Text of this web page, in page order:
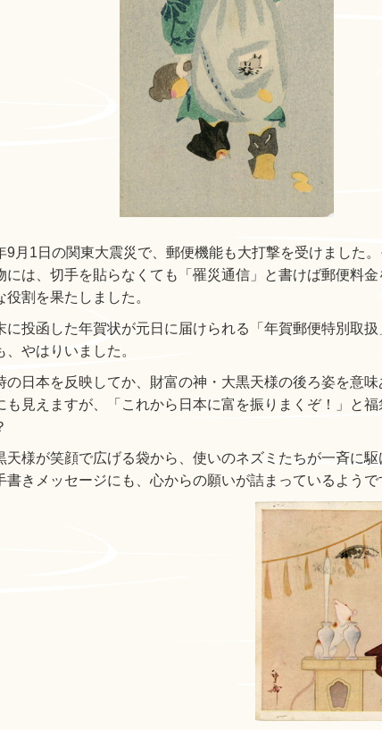
9月1日の関東大震災で、郵便機能も大打撃を受けました
には、切手を貼らなくても「罹災通信」と書けば郵便料
役割を果たしました。
に投函した年賀状が元日に届けられる「年賀郵便特別取
、やはりいました。
の日本を反映してか、財富の神・大黒天様の後ろ姿を意
も見えますが、「これから日本に富を振りまくぞ！」と
天様が笑顔で広げる袋から、使いのネズミたちが一斉に
書きメッセージにも、心からの願いが詰まっているようで